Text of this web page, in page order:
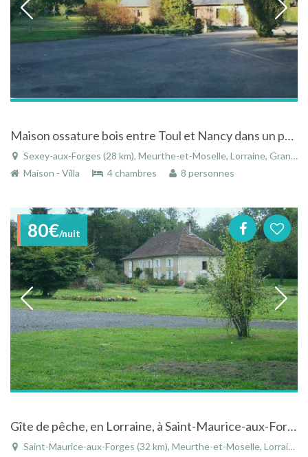
Maison ossature bois entre Toul et Nancy dans un parc calme et verdoyant
Sexey-aux-Forges (28 km), Meurthe-et-Moselle, Lorraine, Grand Est, France
Maison - Villa
4 chambres 8 personnes
80€/nuit
Gîte de pêche, en Lorraine, à Saint-Maurice-aux-Forges, entre Nancy et Strasbourg, proche Vosges, lacs de Pierre-Percée,
Saint-Maurice-aux-Forges (32 km), Meurthe-et-Moselle, Lorraine, Grand Est, France